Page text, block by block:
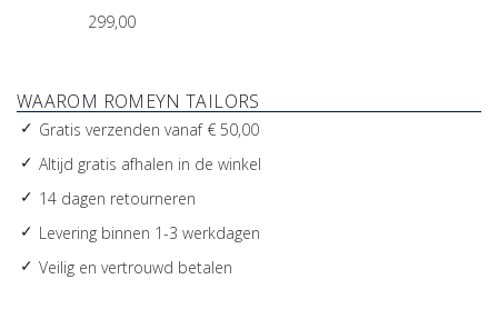
299,00
WAAROM ROMEYN TAILORS
Gratis verzenden vanaf € 50,00
Altijd gratis afhalen in de winkel
14 dagen retourneren
Levering binnen 1-3 werkdagen
Veilig en vertrouwd betalen